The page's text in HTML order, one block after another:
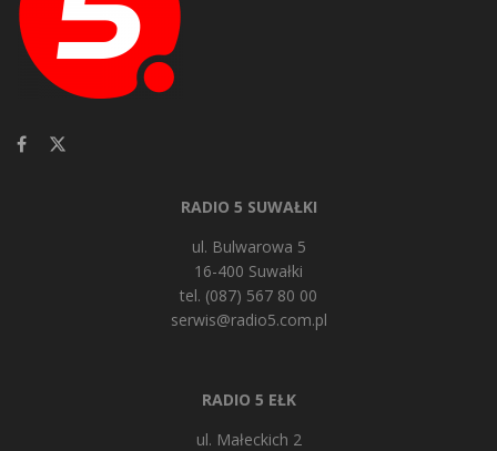
RADIO 5 SUWAŁKI
ul. Bulwarowa 5
16-400 Suwałki
tel. (087) 567 80 00
serwis@radio5.com.pl
RADIO 5 EŁK
ul. Małeckich 2